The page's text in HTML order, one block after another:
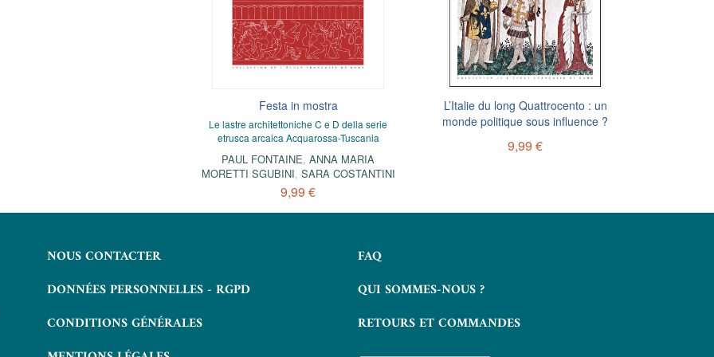
Festa in mostra
Le lastre architettoniche C e D della serie
etrusca arcaica Acquarossa-Tuscania
PAUL FONTAINE, ANNA MARIA
MORETTI SGUBINI, SARA COSTANTINI
9,99 €
L’Italie du long Quattrocento : un
monde politique sous influence ?
9,99 €
NOUS CONTACTER
DONNÉES PERSONNELLES - RGPD
CONDITIONS GÉNÉRALES
FAQ
QUI SOMMES-NOUS ?
RETOURS ET COMMANDES